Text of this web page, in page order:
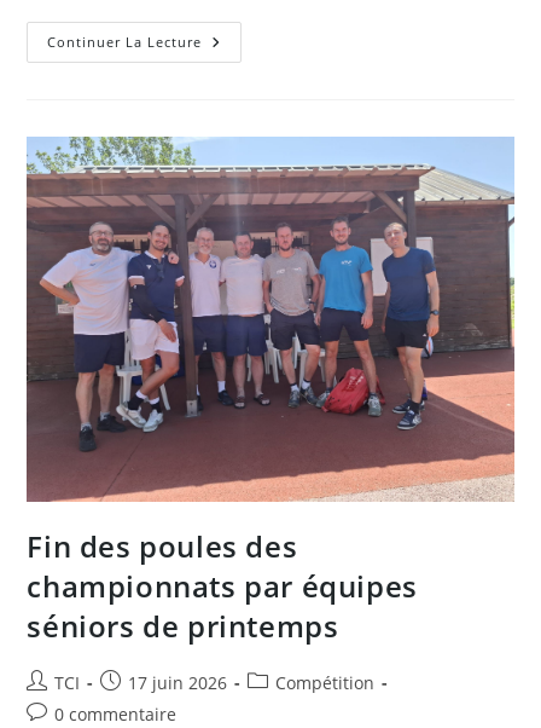
Continuer La Lecture Tournoi
Du
13/09
Fin des poules des
championnats par équipes
séniors de printemps
Auteur/autrice
de
TCI
Publication
publiée :
17 juin 2026
PostCompétition
Commentaires
0 commentaire